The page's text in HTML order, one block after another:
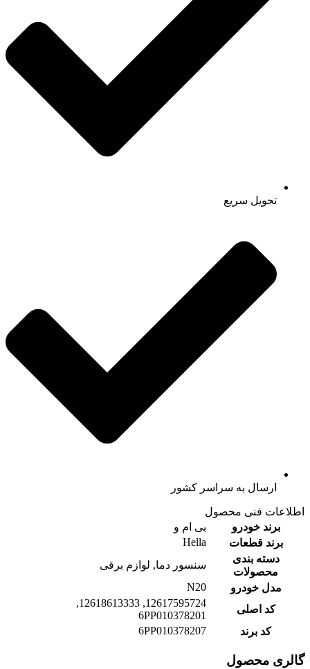
تحویل سریع
ارسال به سراسر کشور
اطلاعات فنی محصول
برند خودرو
بی ام و
برند قطعات
Hella
دسته بندی
محصولات
سنسور دما, لوازم برقی
مدل خودرو
N20
کد اصلی
12617595724, 12618613333,
6PP010378201
کد برند
6PP010378207
گالری محصول